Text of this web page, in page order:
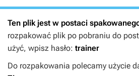
Ten plik jest w postaci
rozpakować plik po pobraniu do
użyć, wpisz hasło: trainer
Do rozpakowania polecamy użycie